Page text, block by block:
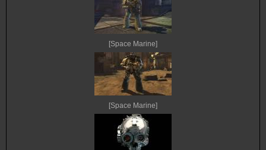
[Space Marine]
[Space Marine]